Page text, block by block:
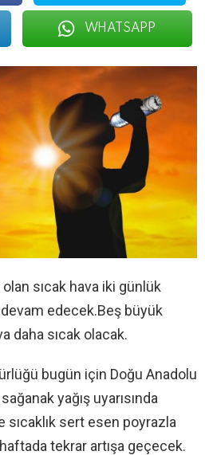
WHATSAPP
sıcak hava iki günlük
devam edecek.Beş büyük
daha sıcak olacak.
bugün için Doğu Anadolu
yağış uyarısında
sıcaklık sert esen poyrazla
tekrar artışa geçecek.